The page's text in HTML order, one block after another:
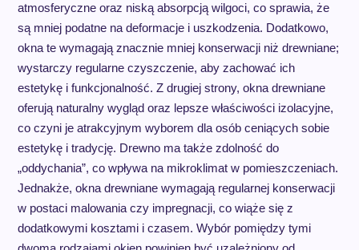
atmosferyczne oraz niską absorpcją wilgoci, co sprawia, że
są mniej podatne na deformacje i uszkodzenia. Dodatkowo,
okna te wymagają znacznie mniej konserwacji niż drewniane;
wystarczy regularne czyszczenie, aby zachować ich
estetykę i funkcjonalność. Z drugiej strony, okna drewniane
oferują naturalny wygląd oraz lepsze właściwości izolacyjne,
co czyni je atrakcyjnym wyborem dla osób ceniących sobie
estetykę i tradycję. Drewno ma także zdolność do
„oddychania”, co wpływa na mikroklimat w pomieszczeniach.
Jednakże, okna drewniane wymagają regularnej konserwacji
w postaci malowania czy impregnacji, co wiąże się z
dodatkowymi kosztami i czasem. Wybór pomiędzy tymi